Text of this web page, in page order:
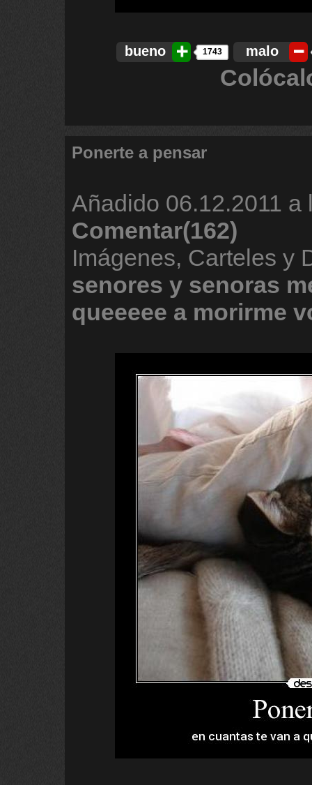
bueno 1743 malo
Ponerte a pensar
Añadido 06.12.2011 a
Comentar(162)
Imágenes, Carteles y
senores y senoras
queeeee a morirme